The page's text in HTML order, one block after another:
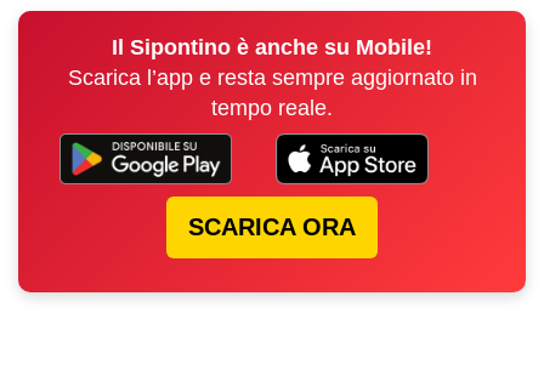
Il Sipontino è anche su Mobile!
Scarica l’app e resta sempre aggiornato in
tempo reale.
SCARICA ORA